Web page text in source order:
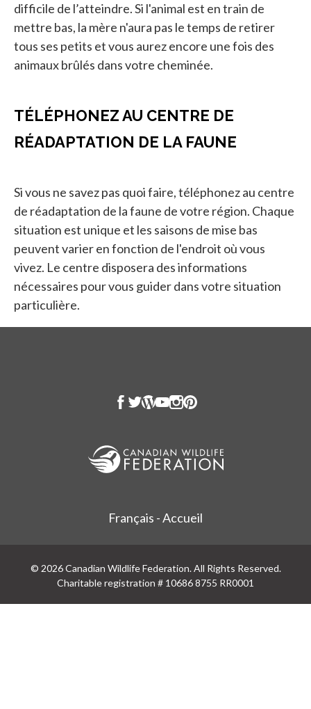
difficile de l’atteindre. Si l'animal est en train de
mettre bas, la mère n'aura pas le temps de retirer
tous ses petits et vous aurez encore une fois des
animaux brûlés dans votre cheminée.
TÉLÉPHONEZ AU CENTRE DE
RÉADAPTATION DE LA FAUNE
Si vous ne savez pas quoi faire, téléphonez au centre
de réadaptation de la faune de votre région. Chaque
situation est unique et les saisons de mise bas
peuvent varier en fonction de l'endroit où vous
vivez. Le centre disposera des informations
nécessaires pour vous guider dans votre situation
particulière.
Français - Accueil
© 2026 Canadian Wildlife Federation. All Rights Reserved.
Charitable registration # 10686 8755 RR0001